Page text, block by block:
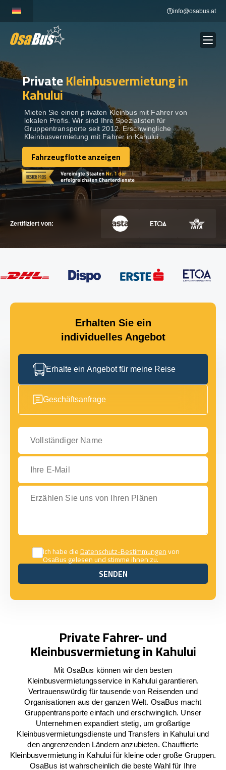
content
info@osabus.at
BUSVERMIETUNG Show dropdown
REISEZIELE
FLOTTE
KONTAKTIEREN SIE UNS
KONTAKTIEREN SIE UNS
PrivateKleinbusvermietung in
Kahului
Mieten Sie einen privaten Kleinbus mit Fahrer von
lokalen Profis. Wir sind Ihre Spezialisten für
Gruppentransporte seit 2012. Erschwingliche
Kleinbusvermietung mit Fahrer in Kahului.
Fahrzeugflotte anzeigen
Fahrzeugflotte anzeigen
Zertifiziert von:
Erhalten Sie ein
individuelles Angebot
Erhalte ein Angebot für meine Reise
Geschäftsanfrage
Vollständiger Name
Ihre E-Mail
Erzählen Sie uns von Ihren Plänen
Ich habe dieDatenschutz-Bestimmungenvon
OsaBus gelesen und stimme ihnen zu.
SENDEN
SENDEN
Private Fahrer- und
Kleinbusvermietung in Kahului
Mit OsaBus können wir den besten
Kleinbusvermietungsservice in Kahului garantieren.
Vertrauenswürdig für tausende von Reisenden und
Organisationen aus der ganzen Welt. OsaBus macht
Gruppentransporte einfach und erschwinglich. Unser
Unternehmen expandiert stetig, um großartige
Kleinbusvermietungsdienste und Transfers in Kahului und
den angrenzenden Ländern anzubieten. Chauffierte
Kleinbusvermietung in Kahului für kleine oder große Gruppen.
OsaBus ist wahrscheinlich die beste Wahl für Ihre